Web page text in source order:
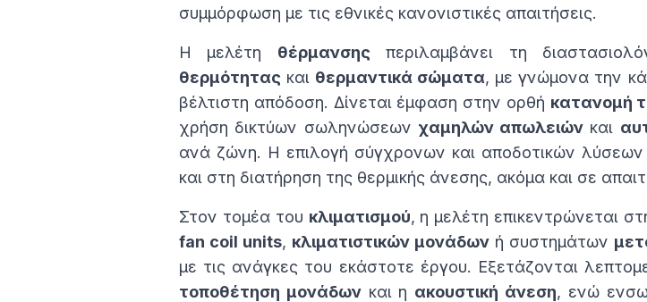
συμμόρφωση με τις εθνικές κανονιστικές απαιτήσεις.
Η μελέτη θέρμανσης περιλαμβάνει τη
θερμότητας και θερμαντικά σώματα, με γνώμονα την
βέλτιστη απόδοση. Δίνεται έμφαση στην ορθή κατανομή
χρήση δικτύων σωληνώσεων χαμηλών απωλειών και
ανά ζώνη. Η επιλογή σύγχρονων και αποδοτικών λύσεων
και στη διατήρηση της θερμικής άνεσης, ακόμα και σε
Στον τομέα του κλιματισμού, η μελέτη επικεντρώνεται
fan coil units, κλιματιστικών μονάδων ή συστημάτων
με τις ανάγκες του εκάστοτε έργου. Εξετάζονται
τοποθέτηση μονάδωνκαι η ακουστική άνεση, ενώ